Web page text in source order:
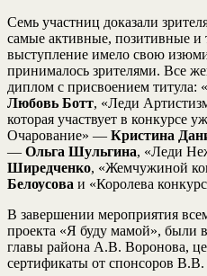
Семь участниц доказали
самые активные, позитивные
выступление имело свою
принималось зрителями. Все
диплом с присвоением
Любовь Ботт, «Леди
которая участвует в конкурсе
Очарование» — Кристина
— Ольга Шульгина, «Леди
Ширедченко, «Жемчужиной
Белоусова и «Королева
В завершении мероприятия
проекта «Я буду мамой», были
главы района А.В. Воронова,
сертификаты от спонсоров